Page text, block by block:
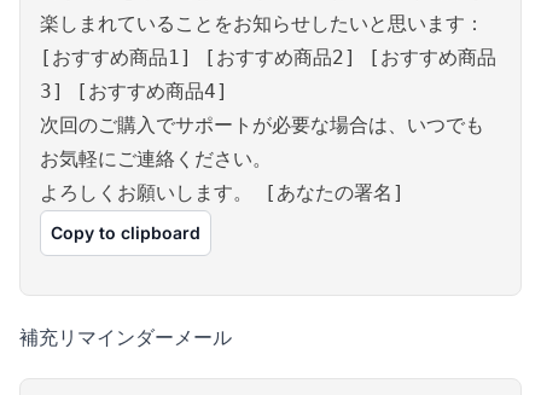
楽しまれていることをお知らせしたいと思います：
[おすすめ商品1] [おすすめ商品2] [おすすめ商品
3] [おすすめ商品4]
次回のご購入でサポートが必要な場合は、いつでも
お気軽にご連絡ください。
よろしくお願いします。 [あなたの署名]
Copy to clipboard
補充リマインダーメール